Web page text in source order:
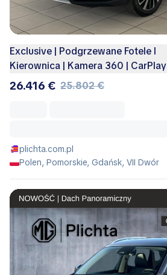
Exclusive | Podgrzewane Fotele I
Kierownica | Kamera 360 | CarPlay
26.416 € 25.802 €
plichta.com.pl
Polen, Pomorskie, Gdańsk, VII Dwór